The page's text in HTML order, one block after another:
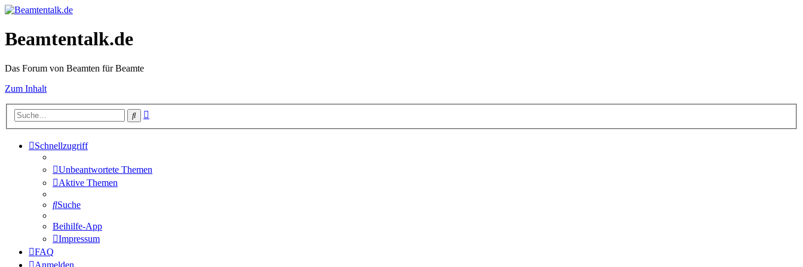
Beamtentalk.de
Das Forum von Beamten für Beamte
Zum Inhalt
Suche
Schnellzugriff
Unbeantwortete Themen
Aktive Themen
Suche
Beihilfe-App
Impressum
FAQ